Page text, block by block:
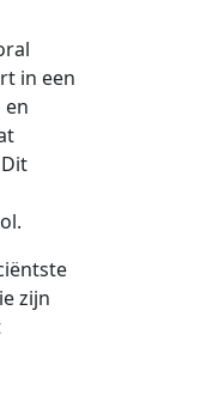
in een
en
zijn